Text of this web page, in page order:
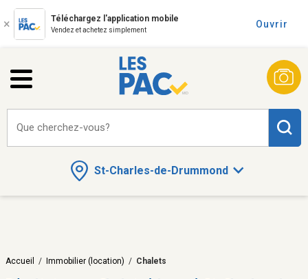
Téléchargez l'application mobile
Vendez et achetez simplement
Ouvrir
St-Charles-de-Drummond
Que cherchez-vous?
Accueil / Immobilier (location) / Chalets